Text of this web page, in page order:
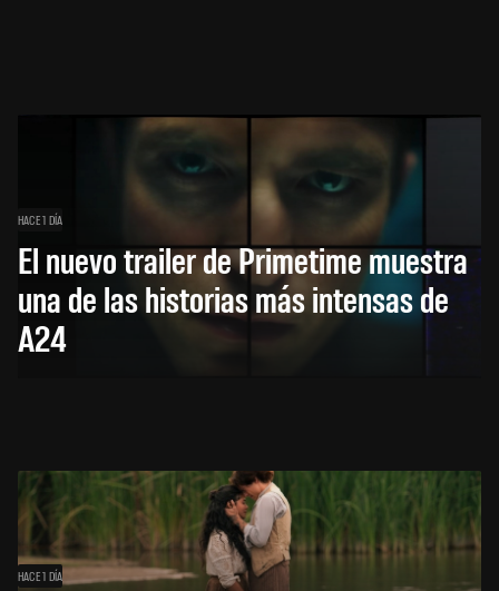
HACE 1 DÍA
El nuevo trailer de Primetime muestra
una de las historias más intensas de
A24
HACE 1 DÍA